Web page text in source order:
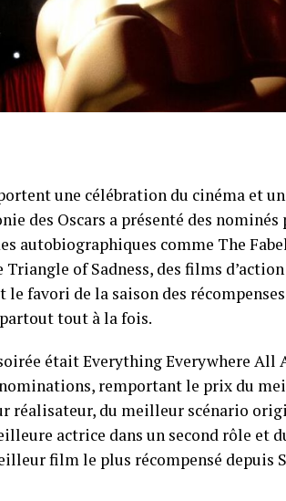
une célébration du cinéma et
des Oscars a présenté des
autobiographiques comme The
of Sadness, des films
le favori de la saison des
tout à la fois.
était Everything Everywhere All
remportant le prix du
réalisateur, du meilleur scénario
actrice dans un second rôle et
film le plus récompensé